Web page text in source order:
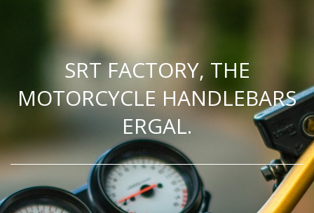
SRT FACTORY, THE
MOTORCYCLE HANDLEBARS
ERGAL.